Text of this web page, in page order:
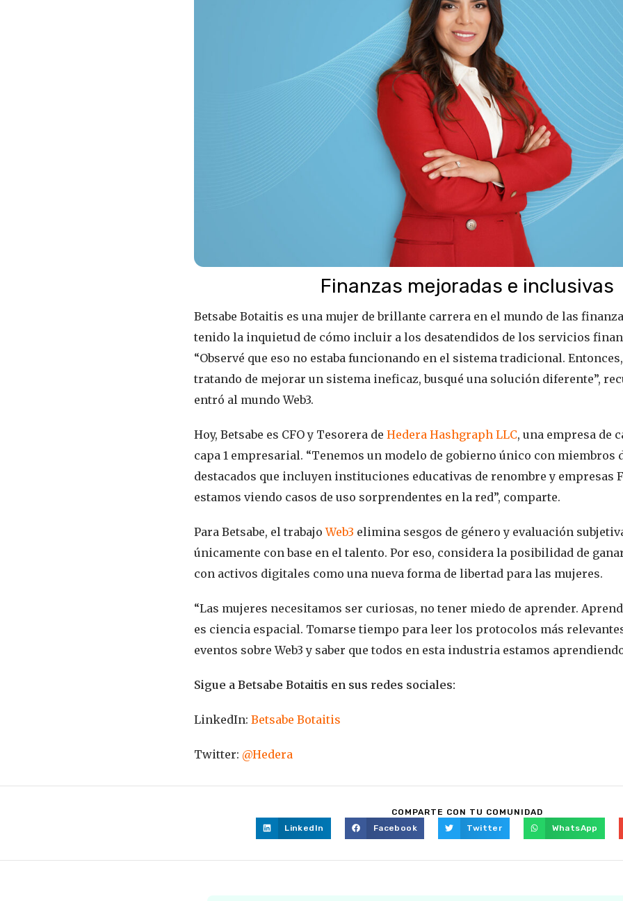
Finanzas mejoradas e inclusivas
Betsabe Botaitis es una mujer de brillante carrera en el mundo de las
tenido la inquietud de cómo incluir a los desatendidos de los servicios
“Observé que eso no estaba funcionando en el sistema tradicional.
tratando de mejorar un sistema ineficaz, busqué una solución diferente”,
entró al mundo Web3.
Hoy, Betsabe es CFO y Tesorera de Hedera Hashgraph LLC, una empresa de
capa 1 empresarial. “Tenemos un modelo de gobierno único con miembros
destacados que incluyen instituciones educativas de renombre y empresas
estamos viendo casos de uso sorprendentes en la red”, comparte.
Para Betsabe, el trabajoWeb3 elimina sesgos de género y evaluación
únicamente con base en el talento. Por eso, considera la posibilidad de
con activos digitales como una nueva forma de libertad para las mujeres.
“Las mujeres necesitamos ser curiosas, no tener miedo de aprender.
es ciencia espacial. Tomarse tiempo para leer los protocolos más
eventos sobre Web3 y saber que todos en esta industria estamos
Sigue a Betsabe Botaitis en sus redes sociales:
LinkedIn: Betsabe Botaitis
Twitter: @Hedera
COMPARTE CON TU COMUNIDAD
LinkedIn
Facebook Twitter WhatsApp